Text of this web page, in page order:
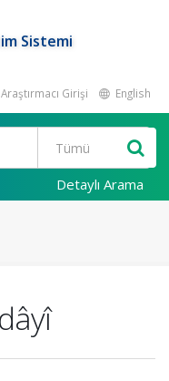
Sistemi
Araştırmacı Girişi English
Detaylı Arama